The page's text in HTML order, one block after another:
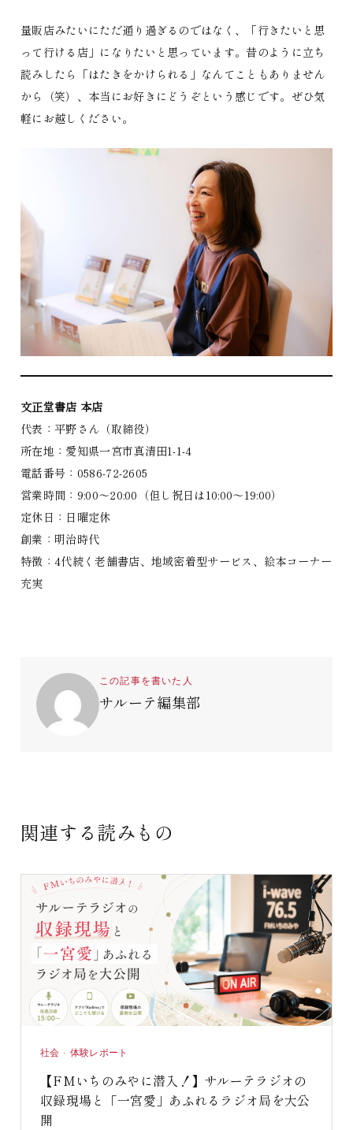
量販店みたいにただ通り過ぎるのではなく、「行きたいと思
って行ける店」になりたいと思っています。昔のように立ち
読みしたら「はたきをかけられる」なんてこともありません
から（笑）、本当にお好きにどうぞという感じです。ぜひ気
軽にお越しください。
文正堂書店 本店
代表：平野さん（取締役）
所在地：愛知県一宮市真清田1-1-4
電話番号：0586-72-2605
営業時間：9:00～20:00（但し祝日は10:00～19:00）
定休日：日曜定休
創業：明治時代
特徴：4代続く老舗書店、地域密着型サービス、絵本コーナー
充実
この記事を書いた人
サルーテ編集部
関連する読みもの
社会 · 体験レポート
【FMいちのみやに潜入！】サルーテラジオの
収録現場と「一宮愛」あふれるラジオ局を大公
開